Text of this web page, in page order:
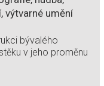
výtvarné umění
bývalého
v jeho proměnu